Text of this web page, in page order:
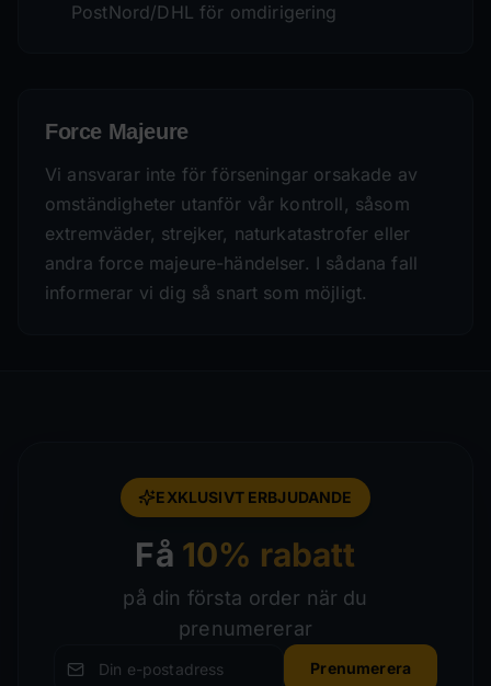
PostNord/DHL för omdirigering
Force Majeure
Vi ansvarar inte för förseningar orsakade av
omständigheter utanför vår kontroll, såsom
extremväder, strejker, naturkatastrofer eller
andra force majeure-händelser. I sådana fall
informerar vi dig så snart som möjligt.
EXKLUSIVT ERBJUDANDE
Få 10% rabatt
på din första order när du
prenumererar
Prenumerera